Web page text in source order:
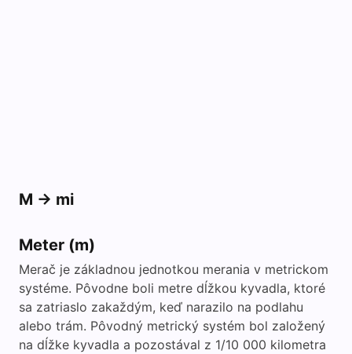
M -> mi
Meter (m)
Merač je základnou jednotkou merania v metrickom
systéme. Pôvodne boli metre dĺžkou kyvadla, ktoré
sa zatriaslo zakaždým, keď narazilo na podlahu
alebo trám. Pôvodný metrický systém bol založený
na dĺžke kyvadla a pozostával z 1/10 000 kilometra